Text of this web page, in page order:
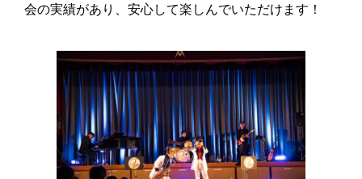
会の実績があり、安心して楽しんでいただけます！